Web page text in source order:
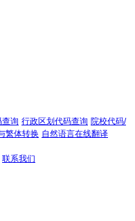
询 行政区划代码查询 院校代码/
繁体转换 自然语言在线翻译
联系我们